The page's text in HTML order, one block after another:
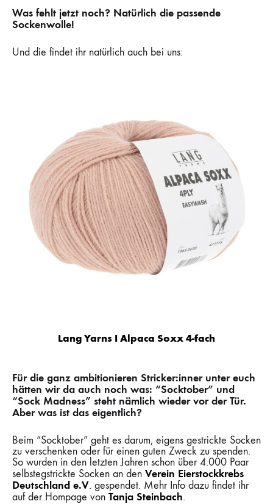
Was fehlt jetzt noch? Natürlich die passende
Sockenwolle!
Und die findet ihr natürlich auch bei uns:
Lang Yarns I Alpaca Soxx 4-fach
Für die ganz ambitionieren Stricker:inner unter euch
hätten wir da auch noch was: “Socktober” und
“Sock Madness” steht nämlich wieder vor der Tür.
Aber was ist das eigentlich?
Beim “Socktober” geht es darum, eigens gestrickte Socken
zu verschenken oder für einen guten Zweck zu spenden.
So wurden in den letzten Jahren schon über 4.000 Paar
selbstegstrickte Socken an den Verein Eierstockkrebs
Deutschland e.V. gespendet. Mehr Info dazu findet ihr
auf der Hompage von Tanja Steinbach.